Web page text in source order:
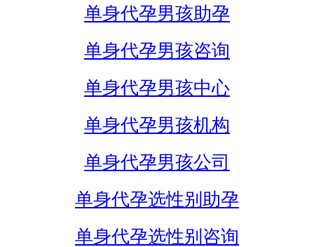
单身代孕男孩助孕
单身代孕男孩咨询
单身代孕男孩中心
单身代孕男孩机构
单身代孕男孩公司
单身代孕选性别助孕
单身代孕选性别咨询